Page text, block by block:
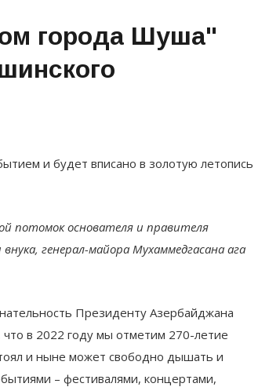
города Шуша"
и будет вписано в золотую летопись
потомок основателя и правителя
генерал-майора Мухаммедгасана ага
Президенту Азербайджана
в 2022 году мы отметим 270-летие
и ныне может свободно дышать и
– фестивалями, концертами,